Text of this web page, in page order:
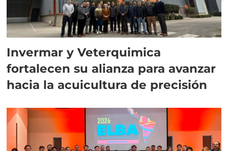
Invermar y Veterquimica
fortalecen su alianza para avanzar
hacia la acuicultura de precisión